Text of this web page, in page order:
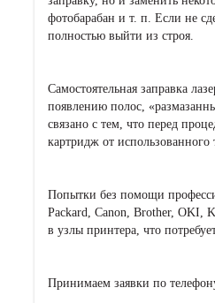
фотобарабан и т. п. Если не
полностью выйти из строя.
Самостоятельная заправка
появлению полос,
связано с тем, что перед
картридж от использованного
Попытки без помощи
Packard, Canon, Brother, OKI,
в узлы принтера, что
Принимаем заявки по